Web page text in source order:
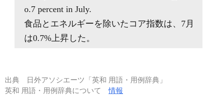
o.7 percent in July.
食品とエネルギーを除いたコア指数は、7月
は0.7%上昇した。
出典
日外アソシエーツ「英和 用語・用例辞典」
英和 用語・用例辞典について情報